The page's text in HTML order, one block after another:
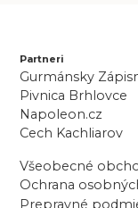
Partneri
Gurmánsky
Pivnica Brhlovce
Napoleon.cz
Cech Kachliarov
Všeobecné
Ochrana
Prepravné